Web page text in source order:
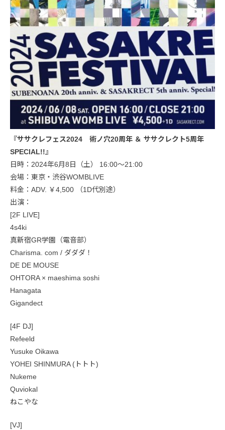
『ササクレフェス2024 術ノ穴20周年 ＆ ササクレクト5周年
SPECIAL!!』
日時：2024年6月8日（土） 16:00～21:00
会場：東京・渋谷WOMBLIVE
料金：ADV. ￥4,500 （1D代別途）
出演：
[2F LIVE]
4s4ki
真新宿GR学園（電音部）
Charisma. com / ダダダ！
DE DE MOUSE
OHTORA × maeshima soshi
Hanagata
Gigandect
[4F DJ]
Refeeld
Yusuke Oikawa
YOHEI SHINMURA (トトト)
Nukeme
Quviokal
ねこやな
[VJ]